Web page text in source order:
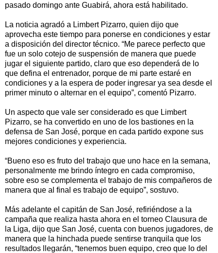
pasado domingo ante Guabirá, ahora está habilitado.
La noticia agradó a Limbert Pizarro, quien dijo que
aprovecha este tiempo para ponerse en condiciones y estar
a disposición del director técnico. “Me parece perfecto que
fue un solo cotejo de suspensión de manera que puede
jugar el siguiente partido, claro que eso dependerá de lo
que defina el entrenador, porque de mi parte estaré en
condiciones y a la espera de poder ingresar ya sea desde el
primer minuto o alternar en el equipo”, comentó Pizarro.
Un aspecto que vale ser considerado es que Limbert
Pizarro, se ha convertido en uno de los bastiones en la
defensa de San José, porque en cada partido expone sus
mejores condiciones y experiencia.
“Bueno eso es fruto del trabajo que uno hace en la semana,
personalmente me brindo íntegro en cada compromiso,
sobre eso se complementa el trabajo de mis compañeros de
manera que al final es trabajo de equipo”, sostuvo.
Más adelante el capitán de San José, refiriéndose a la
campaña que realiza hasta ahora en el torneo Clausura de
la Liga, dijo que San José, cuenta con buenos jugadores, de
manera que la hinchada puede sentirse tranquila que los
resultados llegarán, “tenemos buen equipo, creo que lo del